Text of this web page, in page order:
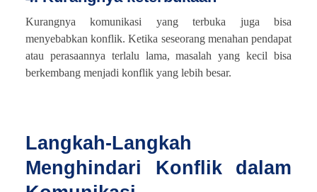
Kurangnya komunikasi yang terbuka juga bisa
menyebabkan konflik. Ketika seseorang menahan pendapat
atau perasaannya terlalu lama, masalah yang kecil bisa
berkembang menjadi konflik yang lebih besar.
Langkah-Langkah
Menghindari Konflik dalam